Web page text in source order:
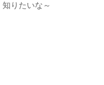
りたいな～